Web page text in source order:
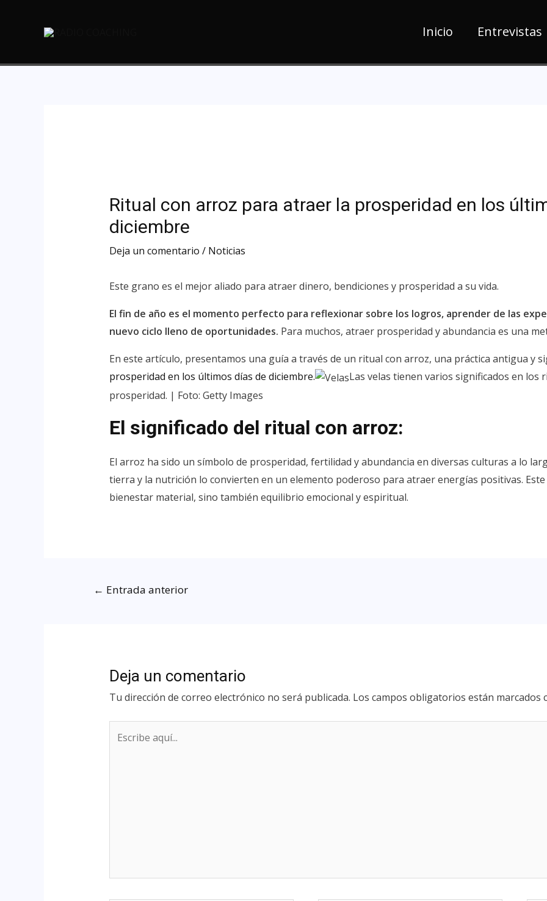
Inicio Entrevistas
Ritual con arroz para atraer la prosperidad en los
diciembre
Deja un comentario / Noticias
Este grano es el mejor aliado para atraer dinero, bendiciones y prosperidad a su vida.
El fin de año es el momento perfecto para reflexionar sobre los logros, aprender de las
nuevo ciclo lleno de oportunidades. Para muchos, atraer prosperidad y abundancia es una
En este artículo, presentamos una guía a través de un ritual con arroz, una práctica antigua y
prosperidad en los últimos días de diciembre.
Las velas tienen varios significados en los
prosperidad. | Foto: Getty Images
El significado del ritual con arroz:
El arroz ha sido un símbolo de prosperidad, fertilidad y abundancia en diversas culturas a lo
tierra y la nutrición lo convierten en un elemento poderoso para atraer energías positivas.
bienestar material, sino también equilibrio emocional y espiritual.
← Entrada anterior
Deja un comentario
Tu dirección de correo electrónico no será publicada. Los campos obligatorios están marcados